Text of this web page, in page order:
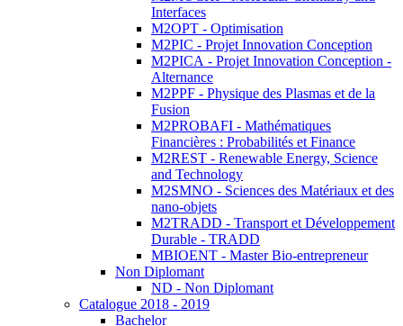
Interfaces
M2OPT - Optimisation
M2PIC - Projet Innovation Conception
M2PICA - Projet Innovation Conception -
Alternance
M2PPF - Physique des Plasmas et de la
Fusion
M2PROBAFI - Mathématiques
Financières : Probabilités et Finance
M2REST - Renewable Energy, Science
and Technology
M2SMNO - Sciences des Matériaux et des
nano-objets
M2TRADD - Transport et Développement
Durable - TRADD
MBIOENT - Master Bio-entrepreneur
Non Diplomant
ND - Non Diplomant
Catalogue 2018 - 2019
Bachelor